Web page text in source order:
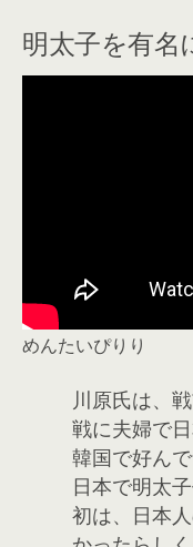
明太子を有名
めんたいぴりり
川原氏は、
戦に夫婦で
韓国で好ん
日本で明太
初は、日本